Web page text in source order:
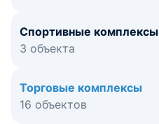
Спортивные комплексы
3 объекта
Торговые комплексы
16 объектов